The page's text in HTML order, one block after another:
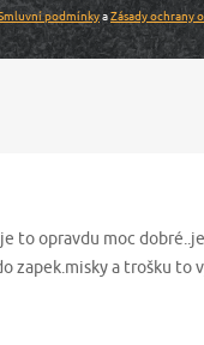
podmínkyaZásady ochrany
to opravdu moc
zapek.misky a trošku to